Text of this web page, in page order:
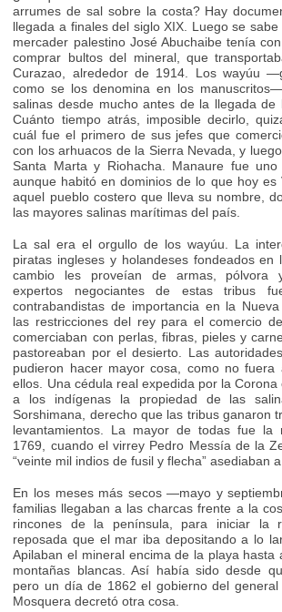
arrumes de sal sobre la costa? Hay
llegada a finales del siglo XIX. Luego se
mercader palestino José Abuchaibe tenía
comprar bultos del mineral, que
Curazao, alrededor de 1914. Los wayúu
como se los denomina en los
salinas desde mucho antes de la llegada de
Cuánto tiempo atrás, imposible decirlo,
cuál fue el primero de sus jefes que
con los arhuacos de la Sierra Nevada, y
Santa Marta y Riohacha. Manaure fue
aunque habitó en dominios de lo que hoy es
aquel pueblo costero que lleva su nombre,
las mayores salinas marítimas del país.
La sal era el orgullo de los wayúu. La
piratas ingleses y holandeses fondeados en
cambio les proveían de armas, pólvora
expertos negociantes de estas tribus
contrabandistas de importancia en la
las restricciones del rey para el comercio
comerciaban con perlas, fibras, pieles y
pastoreaban por el desierto. Las
pudieron hacer mayor cosa, como no fuera
ellos. Una cédula real expedida por la
a los indígenas la propiedad de las
Sorshimana, derecho que las tribus ganaron
levantamientos. La mayor de todas fue la
1769, cuando el virrey Pedro Messía de la
“veinte mil indios de fusil y flecha” asediaban
En los meses más secos —mayo y
familias llegaban a las charcas frente a la
rincones de la península, para iniciar la
reposada que el mar iba depositando a lo
Apilaban el mineral encima de la playa hasta
montañas blancas. Así había sido desde
pero un día de 1862 el gobierno del general
Mosquera decretó otra cosa.